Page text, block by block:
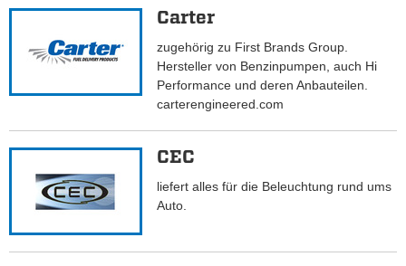
Carter
zugehörig zu First Brands Group.
Hersteller von Benzinpumpen, auch Hi
Performance und deren Anbauteilen.
carterengineered.com
CEC
liefert alles für die Beleuchtung rund ums
Auto.